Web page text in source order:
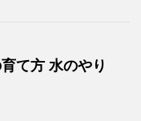
て方 水のやり